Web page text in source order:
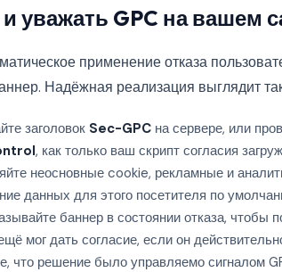
уважать GPC на вашем
применение отказа
Надёжная реализация выглядит
заголовок Sec-GPC на сервере, или
, как только ваш скрипт согласия
неосновные cookie, рекламные и
данных для этого посетителя по
баннер в состоянии отказа, чтобы
мог дать согласие, если он
что решение было управляемо сигналом